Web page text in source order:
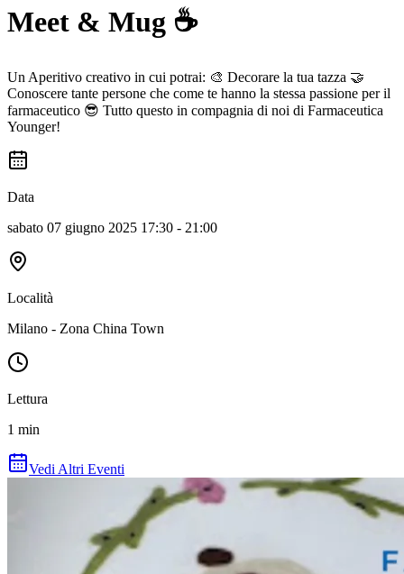
Meet & Mug ☕️
Un Aperitivo creativo in cui potrai: 🎨 Decorare la tua tazza 🤝
Conoscere tante persone che come te hanno la stessa passione per il
farmaceutico 😎 Tutto questo in compagnia di noi di Farmaceutica
Younger!
Data
sabato 07 giugno 2025 17:30 - 21:00
Località
Milano - Zona China Town
Lettura
1 min
Vedi Altri Eventi